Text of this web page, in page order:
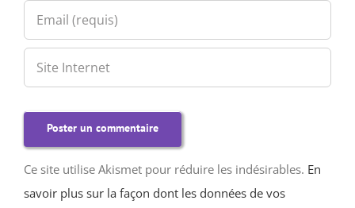
Ce site utilise Akismet pour réduire les indésirables. En
savoir plus sur la façon dont les données de vos